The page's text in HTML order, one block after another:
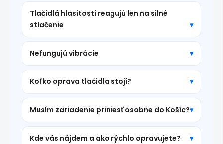
Tlačidlá hlasitosti reagujú len na silné
stlačenie
Nefungujú vibrácie
Koľko oprava tlačidla stojí?
Musím zariadenie priniesť osobne do Košíc?
Kde vás nájdem a ako rýchlo opravujete?